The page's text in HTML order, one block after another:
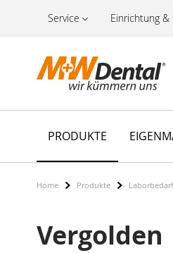
Service Einrichtung &
PRODUKTE
Home Produkte Laborbedarf
Vergolden